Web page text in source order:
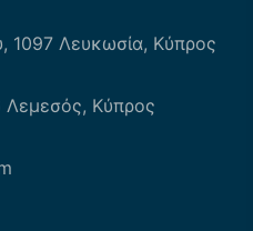
1097 Λευκωσία, Κύπρος
Κύπρος